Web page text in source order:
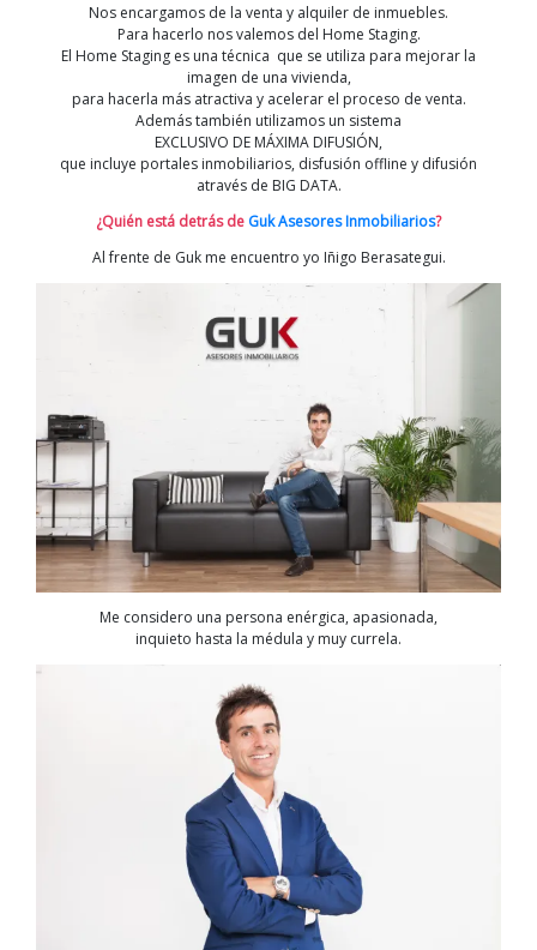
Nos encargamos de la venta y alquiler de inmuebles.
Para hacerlo nos valemos del Home Staging.
El Home Staging es una técnica que se utiliza para mejorar la
imagen de una vivienda,
para hacerla más atractiva y acelerar el proceso de venta.
Además también utilizamos un sistema
EXCLUSIVO DE MÁXIMA DIFUSIÓN,
que incluye portales inmobiliarios, disfusión offline y difusión
através de BIG DATA.
¿Quién está detrás de Guk Asesores Inmobiliarios?
Al frente de Guk me encuentro yo Iñigo Berasategui.
Me considero una persona enérgica, apasionada,
inquieto hasta la médula y muy currela.